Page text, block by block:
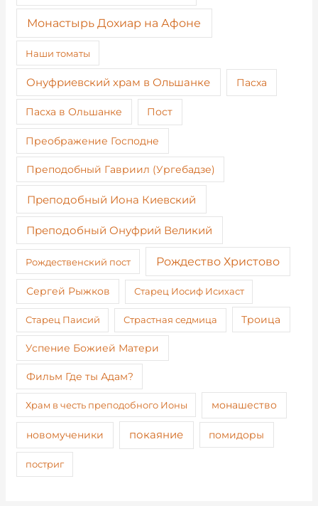
Монастырь Дохиар на Афоне
Наши томаты
Онуфриевский храм в Ольшанке Пасха
Пасха в Ольшанке Пост
Преображение Господне
Преподобный Гавриил (Ургебадзе)
Преподобный Иона Киевский
Преподобный Онуфрий Великий
Рождественский пост Рождество Христово
Сергей Рыжков Старец Иосиф Исихаст
Старец Паисий Страстная седмица Троица
Успение Божией Матери
Фильм Где ты Адам?
Храм в честь преподобного Ионы монашество
новомученики покаяние помидоры
постриг